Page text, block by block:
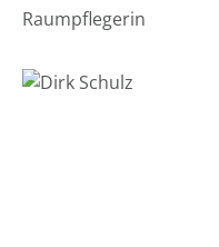
Raumpflegerin